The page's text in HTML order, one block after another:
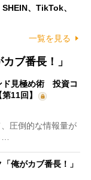
、TikTok、
一覧を見る
ブ番長！」
ド見極め術 投資コ
11回】
圧倒的な情報量が
俺がカブ番長！」